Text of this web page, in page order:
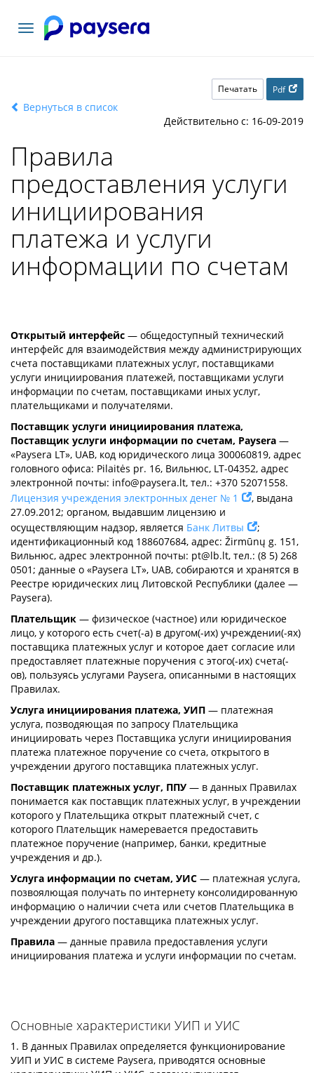
Toggle
navigation
Печатать Pdf
Вернуться в список
Действительно с: 16-09-2019
Правила
предоставления услуги
инициирования
платежа и услуги
информации по счетам
Открытый интерфейс — общедоступный технический
интерфейс для взаимодействия между администрирующих
счета поставщиками платежных услуг, поставщиками
услуги инициирования платежей, поставщиками услуги
информации по счетам, поставщиками иных услуг,
плательщиками и получателями.
Поставщик услуги инициирования платежа,
Поставщик услуги информации по счетам, Paysera —
«Paysera LT», UAB, код юридического лица 300060819, адрес
головного офиса: Pilaitės pr. 16, Вильнюс, LT-04352, адрес
электронной почты: info@paysera.lt, тел.: +370 52071558.
Лицензия учреждения электронных денег № 1
, выдана
27.09.2012; органом, выдавшим лицензию и
осуществляющим надзор, является Банк Литвы
;
идентификационный код 188607684, адрес: Žirmūnų g. 151,
Вильнюс, адрес электронной почты: pt@lb.lt, тел.: (8 5) 268
0501; данные о «Paysera LT», UAB, собираются и хранятся в
Реестре юридических лиц Литовской Республики (далее —
Paysera).
Плательщик — физическое (частное) или юридическое
лицо, у которого есть счет(-а) в другом(-их) учреждении(-ях)
поставщика платежных услуг и которое дает согласие или
предоставляет платежные поручения с этого(-их) счета(-
ов), пользуясь услугами Paysera, описанными в настоящих
Правилах.
Услуга инициирования платежа, УИП — платежная
услуга, позводяющая по запросу Плательщика
инициировать через Поставщика услуги инициирования
платежа платежное поручение со счета, открытого в
учреждении другого поставщика платежных услуг.
Поставщик платежных услуг, ППУ — в данных Правилах
понимается как поставщик платежных услуг, в учреждении
которого у Плательщика открыт платежный счет, с
которого Плательщик намеревается предоставить
платежное поручение (например, банки, кредитные
учреждения и др.).
Услуга информации по счетам, УИС — платежная услуга,
позвоялющая получать по интернету консолидированную
информацию о наличии счета или счетов Плательщика в
учреждении другого поставщика платежных услуг.
Правила — данные правила предоставления услуги
инициирования платежа и услуги информации по счетам.
Основные характеристики УИП и УИС
1. В данных Правилах определяeтся функционирование
УИП и УИС в системе Paysera, приводятся основные